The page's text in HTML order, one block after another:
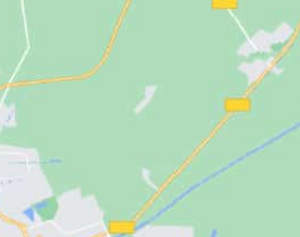
cabelludo sensible.